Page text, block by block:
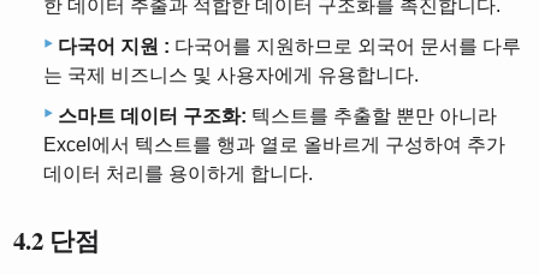
한 데이터 추출과 적합한 데이터 구조화를 촉진합니다.
다국어 지원 : 다국어를 지원하므로 외국어 문서를 다루
는 국제 비즈니스 및 사용자에게 유용합니다.
스마트 데이터 구조화: 텍스트를 추출할 뿐만 아니라
Excel에서 텍스트를 행과 열로 올바르게 구성하여 추가
데이터 처리를 용이하게 합니다.
4.2 단점